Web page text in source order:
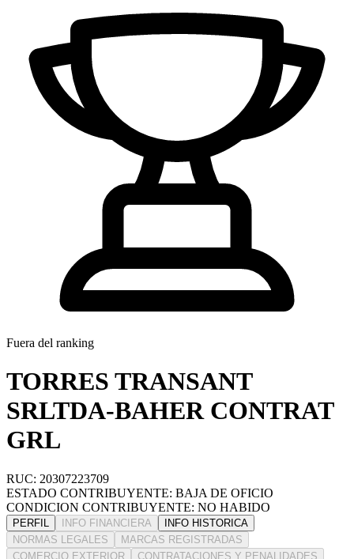
Fuera del ranking
TORRES TRANSANT
SRLTDA-BAHER CONTRAT
GRL
RUC: 20307223709
ESTADO CONTRIBUYENTE: BAJA DE OFICIO
CONDICION CONTRIBUYENTE: NO HABIDO
PERFIL INFO FINANCIERA
INFO HISTORICA
NORMAS LEGALES
MARCAS REGISTRADAS
COMERCIO EXTERIOR
CONTRATACIONES Y PENALIDADES